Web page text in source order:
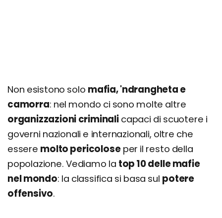
Non esistono solo mafia, 'ndrangheta e
camorra: nel mondo ci sono molte altre
organizzazioni criminalicapaci di scuotere i
governi nazionali e internazionali, oltre che
essere molto pericoloseper il resto della
popolazione. Vediamo la top 10 delle mafie
nel mondo: la classifica si basa sul potere
offensivo.